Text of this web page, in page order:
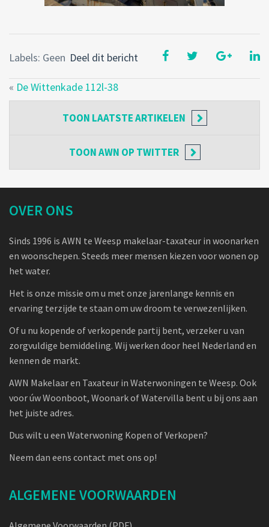
Deel dit bericht
Labels: Geen
« De Wittenkade 112l-38
TOON LAATSTE ARTIKELEN
TOONAWN OP TWITTER
OVER ONS
Sinds 1996 is AWN te Weesp makelaar-taxateur in woonarken
en woonschepen. Steeds meer mensen kiezen voor wonen op
het water.
Het is onze missie om u met onze jarenlange kennis en
ervaring terzijde te staan om uw droom te verwezenlijken.
Of u nu kopende of verkopende partij bent, verzeker u van
zorgvuldige bemiddeling. Wij werken door heel Nederland en
kennen de markt.
AWN Makelaar en Taxateur in Waterwoningen te Weesp. Ook
voor úw Woonboot, Woonark of Watervilla bent u bij ons aan
het juiste adres.
Dus wilt u een Waterwoning Kopen of Verkopen?
Neem dan eens contact met ons op!
ALGEMENE VOORWAARDEN